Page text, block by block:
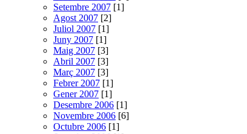
Setembre 2007 [1]
Agost 2007 [2]
Juliol 2007 [1]
Juny 2007 [1]
Maig 2007 [3]
Abril 2007 [3]
Març 2007 [3]
Febrer 2007 [1]
Gener 2007 [1]
Desembre 2006 [1]
Novembre 2006 [6]
Octubre 2006 [1]